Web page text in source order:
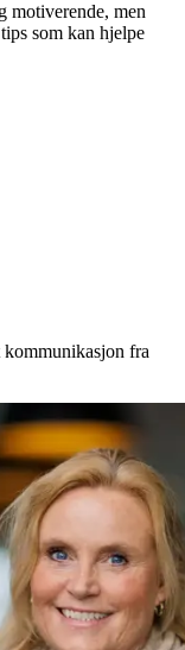
motiverende, men
som kan hjelpe
fra